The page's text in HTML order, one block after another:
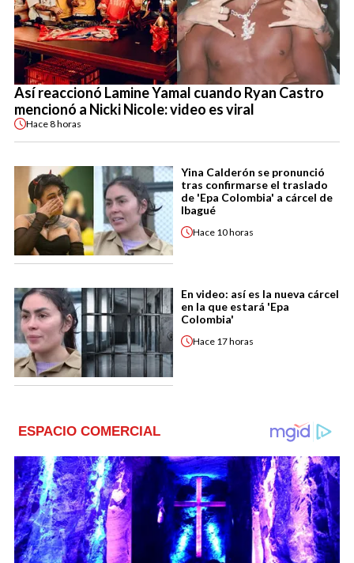
Así reaccionó Lamine Yamal cuando Ryan Castro
mencionó a Nicki Nicole: video es viral
Hace8 horas
Yina Calderón se pronunció
tras confirmarse el traslado
de 'Epa Colombia' a cárcel de
Ibagué
Hace 10 horas
En video: así es la nueva cárcel
en la que estará 'Epa
Colombia'
Hace 17 horas